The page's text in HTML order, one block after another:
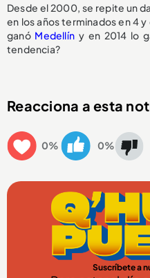
Desde el 2000, se repite un
en los años terminados en 4
ganó Medellín y en 2014 lo
tendencia?
Reacciona a esta
0% 0%
Suscríbete a